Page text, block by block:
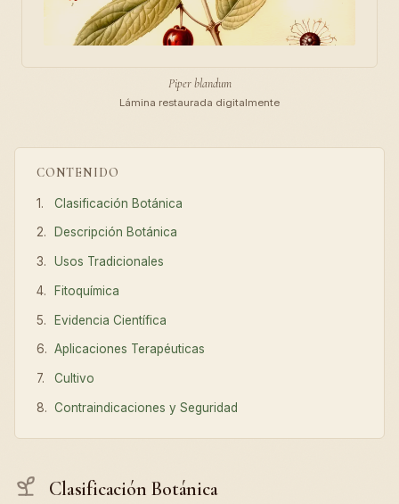
CONTENIDO
Clasificación Botánica
Descripción Botánica
Usos Tradicionales
Fitoquímica
Evidencia Científica
Aplicaciones Terapéuticas
Cultivo
Contraindicaciones y Seguridad
Clasificación Botánica
Piper blandum
Lámina restaurada digitalmente